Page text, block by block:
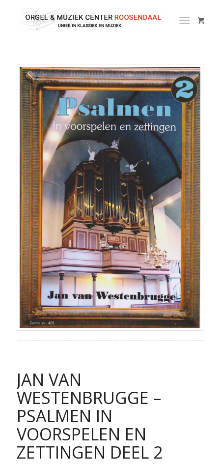
JAN VAN
WESTENBRUGGE –
PSALMEN IN
VOORSPELEN EN
ZETTINGEN DEEL 2